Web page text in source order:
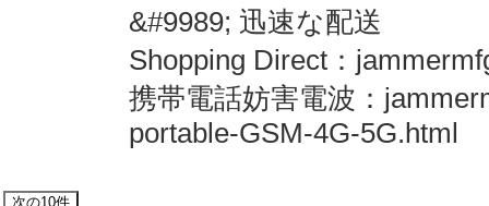
&#9989; 迅速な配送
Shopping Direct：
携帯電話妨害電波：
portable-GSM-4G-5G.html